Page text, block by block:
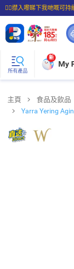
☝🏼㩒入嚟睇下我哋嘅可持
⭐購物滿$399即享免費
所有產品
新
My
主頁 食品及飲品
Yarra Yering